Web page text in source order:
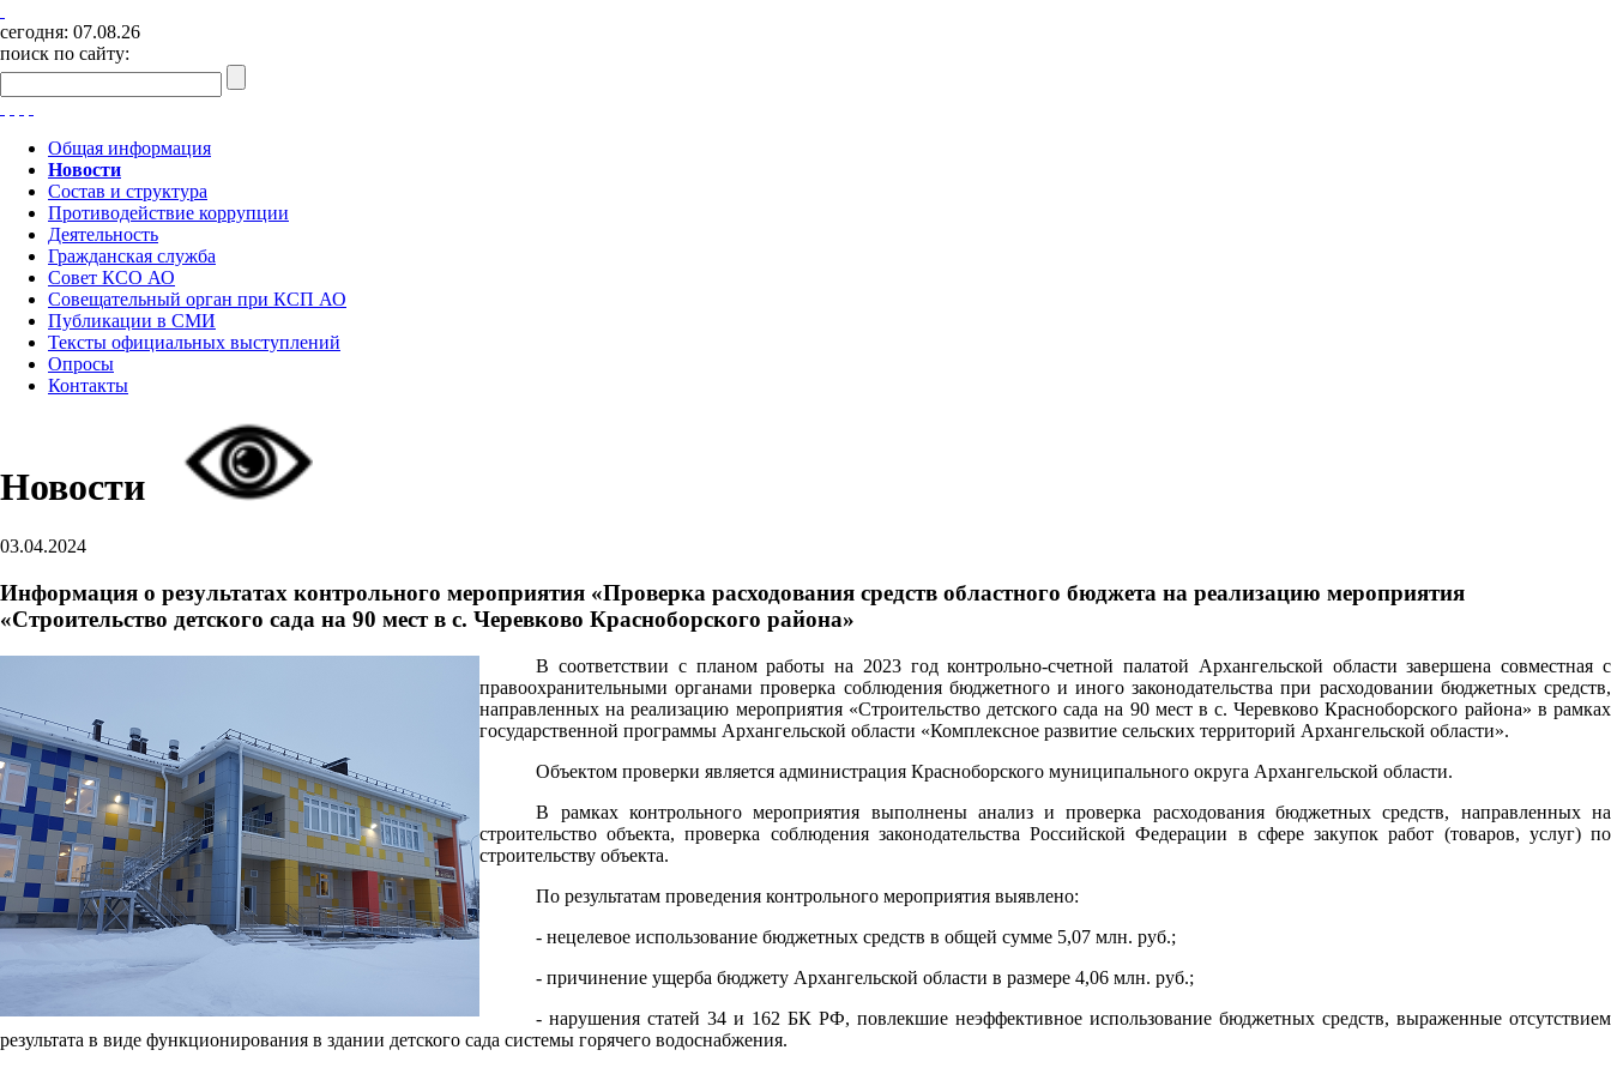
сегодня: 07.08.26
поиск по сайту:
Общая информация
Новости
Состав и структура
Противодействие коррупции
Деятельность
Гражданская служба
Совет КСО АО
Совещательный орган при КСП АО
Публикации в СМИ
Тексты официальных выступлений
Опросы
Контакты
Новости
03.04.2024
Информация о результатах контрольного мероприятия «Проверка расходования средств областного бюджета на реализацию мероприятия
«Строительство детского сада на 90 мест в с. Черевково Красноборского района»
В соответствии с планом работы на 2023 год контрольно-счетной палатой Архангельской области завершена совместная с
правоохранительными органами проверка соблюдения бюджетного и иного законодательства при расходовании бюджетных средств,
направленных на реализацию мероприятия «Строительство детского сада на 90 мест в с. Черевково Красноборского района» в рамках
государственной программы Архангельской области «Комплексное развитие сельских территорий Архангельской области».
Объектом проверки является администрация Красноборского муниципального округа Архангельской области.
В рамках контрольного мероприятия выполнены анализ и проверка расходования бюджетных средств, направленных на
строительство объекта, проверка соблюдения законодательства Российской Федерации в сфере закупок работ (товаров, услуг) по
строительству объекта.
По результатам проведения контрольного мероприятия выявлено:
- нецелевое использование бюджетных средств в общей сумме 5,07 млн. руб.;
- причинение ущерба бюджету Архангельской области в размере 4,06 млн. руб.;
- нарушения статей 34 и 162 БК РФ, повлекшие неэффективное использование бюджетных средств, выраженные отсутствием
результата в виде функционирования в здании детского сада системы горячего водоснабжения.